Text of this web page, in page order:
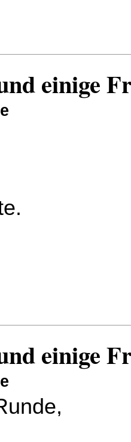
einige
einige